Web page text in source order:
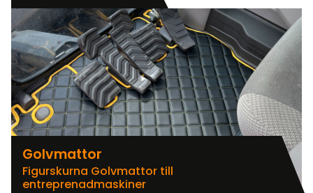
Golvmattor
Figurskurna Golvmattor till
entreprenadmaskiner